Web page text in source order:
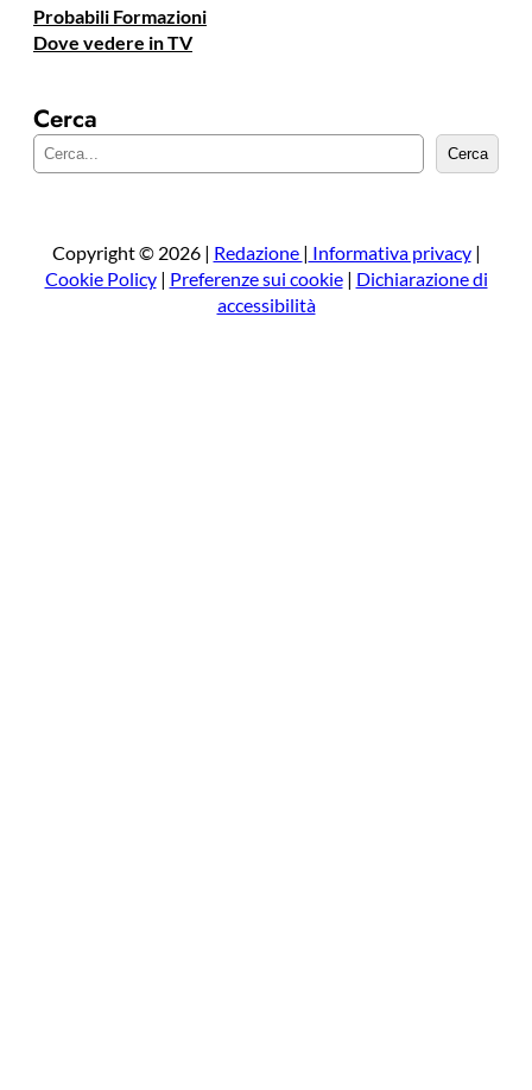
Probabili Formazioni
Dove vedere in TV
Cerca
e
a
Cerca
Copyright © 2026 | Redazione | Informativa privacy|
Cookie Policy| Preferenze sui cookie| Dichiarazione di
accessibilità